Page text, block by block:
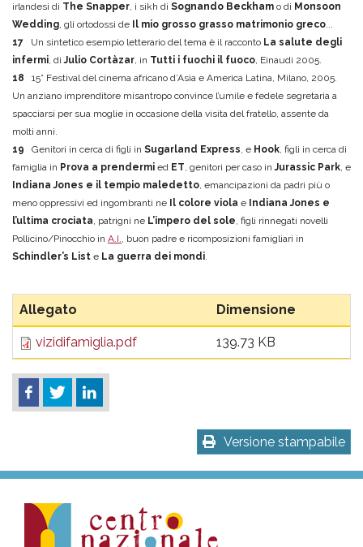
irlandesi di The Snapper, i sikh di Sognando Beckham o di Monsoon
Wedding, gli ortodossi de Il mio grosso grasso matrimonio greco...
17 Un sintetico esempio letterario del tema è il racconto La salute degli
infermi, di Julio Cortàzar, in Tutti i fuochi il fuoco, Einaudi 2005.
18 15° Festival del cinema africano d’Asia e America Latina, Milano, 2005.
Un anziano imprenditore misantropo convince l’umile e fedele segretaria a
spacciarsi per sua moglie in occasione della visita del fratello, assente da
molti anni.
19 Genitori in cerca di figli in Sugarland Express, e Hook, figli in cerca di
famiglia in Prova a prendermi ed ET, genitori per caso inJurassic Park, e
Indiana Jones e il tempio maledetto, emancipazioni da padri più o
meno oppressivi ed ingombranti ne Il colore viola e Indiana Jones e
l’ultima crociata, patrigni ne L’impero del sole, figli rinnegati novelli
Pollicino/Pinocchio in A.I., buon padre e ricomposizioni famigliari in
Schindler’s List e La guerra dei mondi.
Allegato Dimensione
vizidifamiglia.pdf 139.73 KB
Versione stampabile